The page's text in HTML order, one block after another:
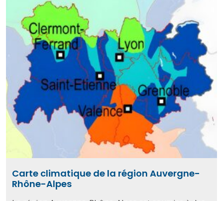
Carte climatique de la région Auvergne-
Rhône-Alpes